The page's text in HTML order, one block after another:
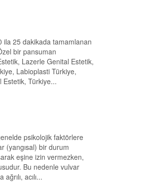
ila 25 dakikada tamamlanan
bir pansuman
Lazerle Genital Estetik,
Labioplasti Türkiye,
Estetik, Türkiye...
psikolojik faktörlere
(yangısal) bir durum
eşine izin vermezken,
Bu nedenle vulvar
acılı...